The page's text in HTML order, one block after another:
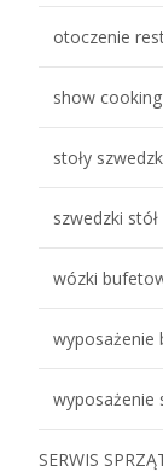
otoczenie
show
stoły
szwedzki
wózki
wyposażenie
wyposażenie
SERWIS